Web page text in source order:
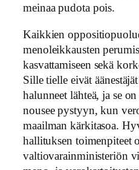
meinaa pudota pois.
Kaikkien
menoleikkausten
kasvattamiseen sekä
Sille tielle eivät
halunneet lähteä, ja se
nousee pystyyn, kun
maailman kärkitasoa.
hallituksen toimenpiteet
valtiovarainministeriön